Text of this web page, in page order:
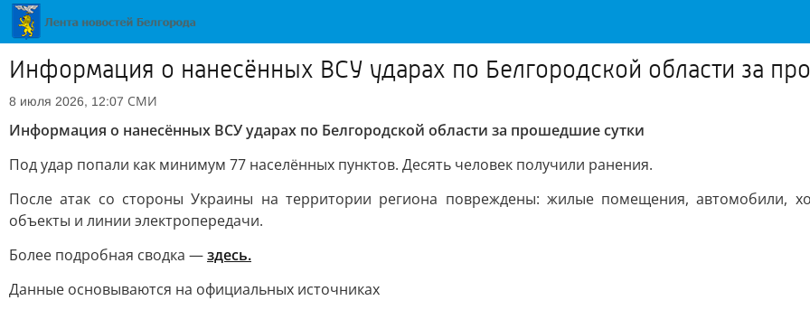
Информация о нанесённых ВСУ ударах по Белгородской области за
8 июля 2026, 12:07 СМИ
Информация о нанесённых ВСУ ударах по Белгородской области за прошедшие сутки
Под удар попали как минимум 77 населённых пунктов. Десять человек получили ранения.
После атак со стороны Украины на территории региона повреждены: жилые помещения, автомобили,
объекты и линии электропередачи.
Более подробная сводка —здесь.
Данные основываются на официальных источниках